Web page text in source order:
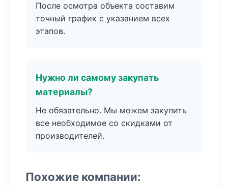
После осмотра объекта составим
точный график с указанием всех
этапов.
Нужно ли самому закупать
материалы?
Не обязательно. Мы можем закупить
все необходимое со скидками от
производителей.
Похожие компании: